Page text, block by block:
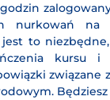
nurkowań na
jest to
kursu i
związane